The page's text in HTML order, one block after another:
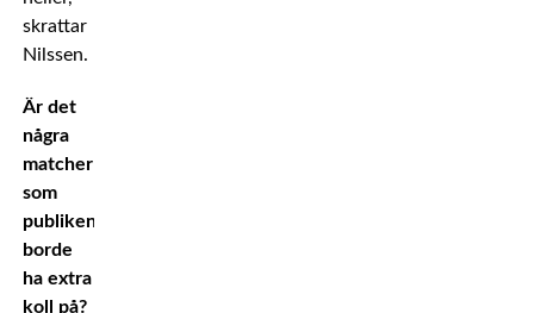
skrattar
Nilssen.
Är det
några
matcher
som
publiken
borde
ha extra
koll på?